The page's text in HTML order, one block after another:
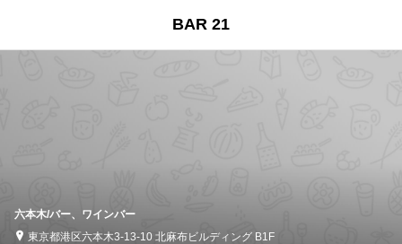
BAR 21
六本木/バー、ワインバー
東京都港区六本木3-13-10 北麻布ビルディング B1F